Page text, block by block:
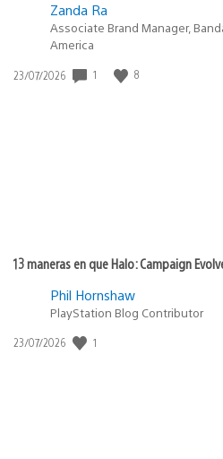
Zanda Ra
Associate Brand Manager,
America
Fecha
23/07/2026 1 8
13 maneras en que Halo: Campaign
Phil Hornshaw
PlayStation Blog Contributor
Fecha
23/07/2026 1